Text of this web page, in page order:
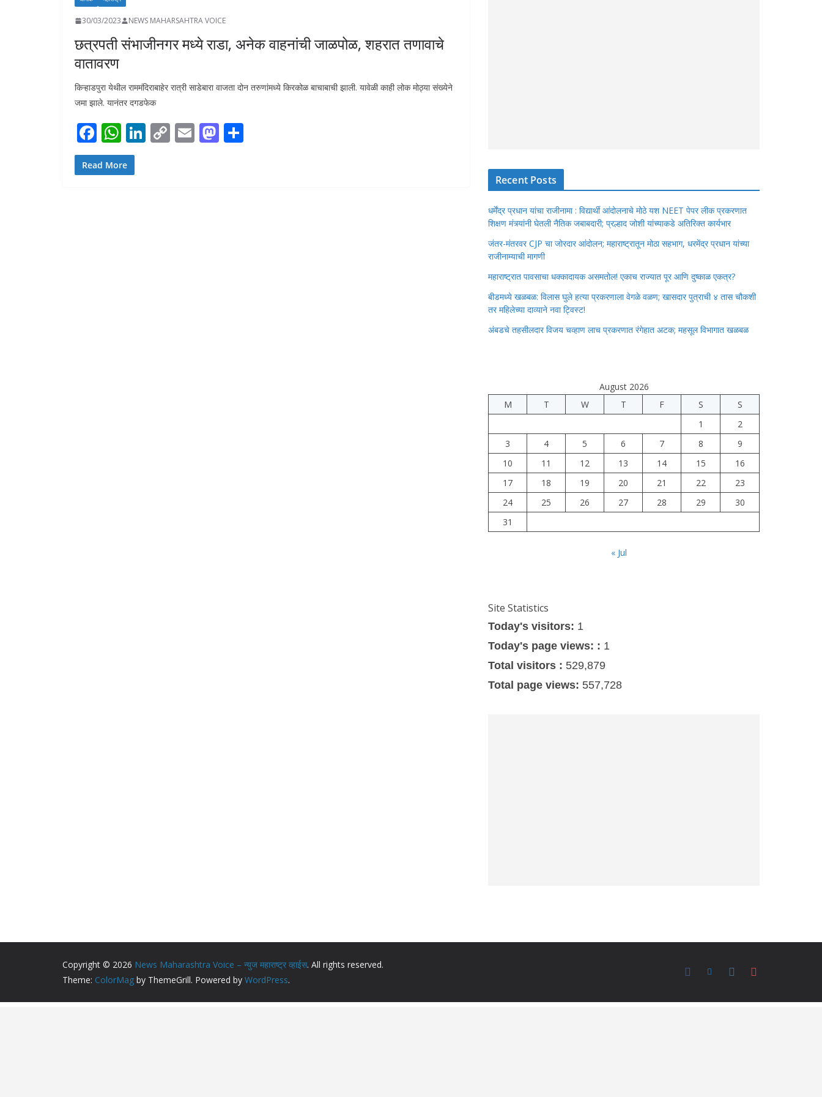
30/03/2023 NEWS MAHARSAHTRA VOICE
छत्रपती संभाजीनगर मध्ये राडा, अनेक वाहनांची जाळपोळ, शहरात तणावाचे
वातावरण
किऱ्हाडपुरा येथील राममंदिराबाहेर रात्री साडेबारा वाजता दोन तरुणांमध्ये किरकोळ बाचाबाची झाली. यावेळी काही लोक मोठ्या संख्येने
जमा झाले. यानंतर दगडफेक
F
ac
e
W
h
at
Li C E M
Read More
Recent Posts
धर्मेंद्र प्रधान यांचा राजीनामा : विद्यार्थी आंदोलनाचे मोठे यश NEET पेपर लीक प्रकरणात
शिक्षण मंत्र्यांनी घेतली नैतिक जबाबदारी; प्रल्हाद जोशी यांच्याकडे अतिरिक्त कार्यभार
जंतर-मंतरवर CJP चा जोरदार आंदोलन; महाराष्ट्रातून मोठा सहभाग, धरमेंद्र प्रधान यांच्या
राजीनाम्याची मागणी
महाराष्ट्रात पावसाचा धक्कादायक असमतोल! एकाच राज्यात पूर आणि दुष्काळ एकत्र?
बीडमध्ये खळबळ: विलास घुले हत्या प्रकरणाला वेगळे वळण; खासदार पुत्राची ४ तास चौकशी
तर महिलेच्या दाव्याने नवा ट्विस्ट!
अंबडचे तहसीलदार विजय चव्हाण लाच प्रकरणात रंगेहात अटक; महसूल विभागात खळबळ
August 2026
M
T W T F S
S
1
2
3
4 5 6 7 8
9
10
11 12 13 14 15
16
17
18 19 20 21 22
23
24
25 26 27 28 29
30
31
« Jul
Site Statistics
Today's visitors: 1
Today's page views: : 1
Total visitors : 529,879
Total page views: 557,728
Copyright © 2026 News Maharashtra Voice – न्युज महाराष्ट्र व्हाईस. All rights reserved.
Theme: ColorMag by ThemeGrill. Powered by WordPress.